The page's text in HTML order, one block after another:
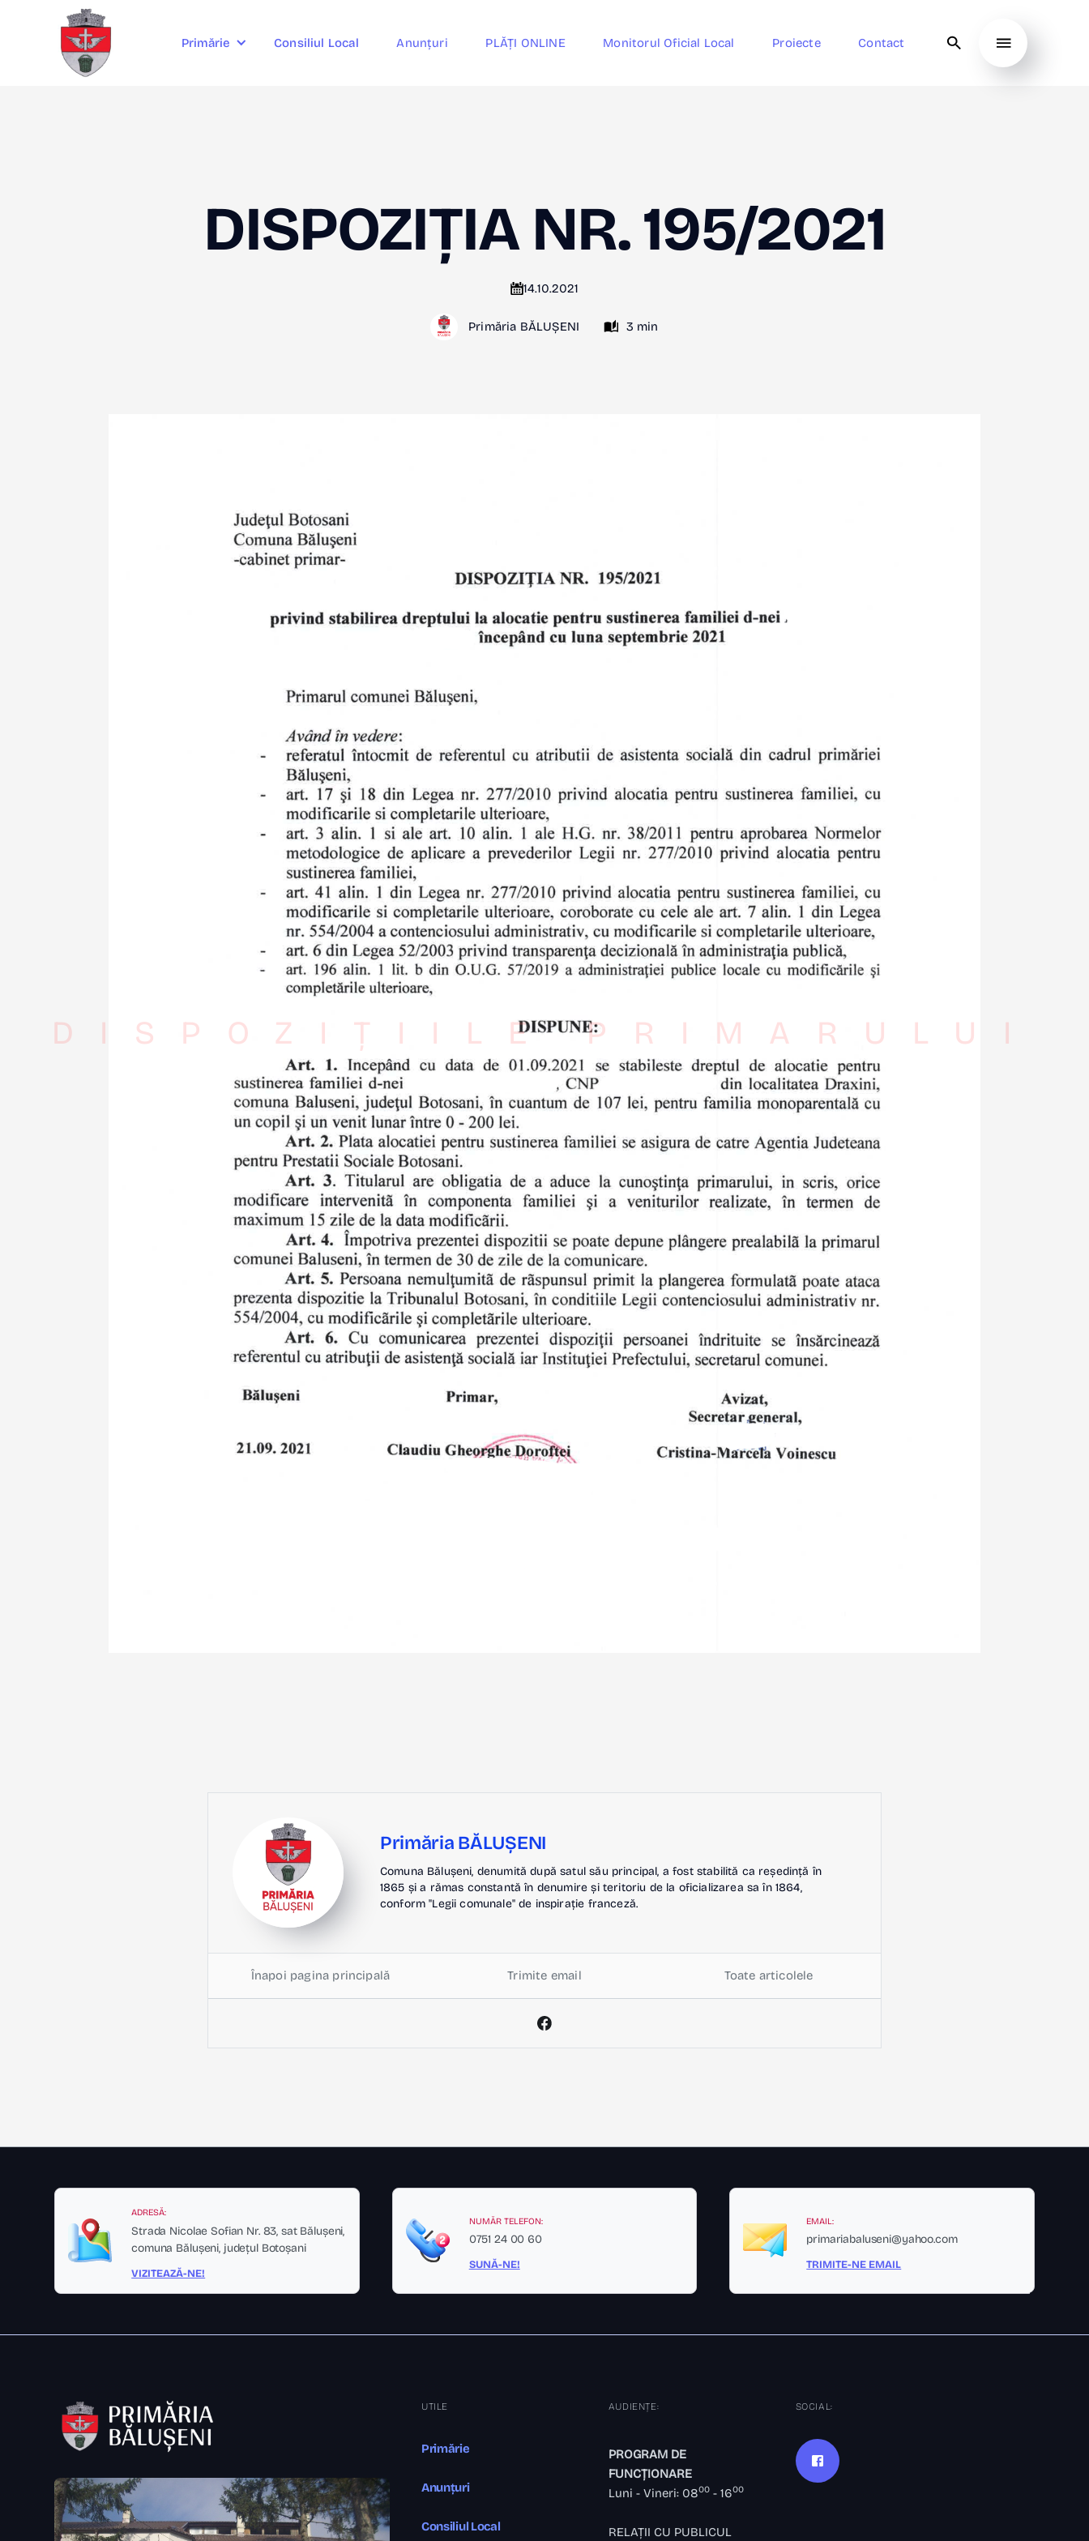
Primărie Consiliul Local Anunțuri PLĂȚI ONLINE Monitorul Oficial Local Proiecte Contact
DISPOZIȚIA NR. 195/2021
14.10.2021
Primăria BĂLUȘENI 3 min
DISPOZIȚIILE PRIMARULUI
Primăria BĂLUȘENI
Comuna Bălușeni, denumită după satul său principal, a fost stabilită ca reședință în
1865 și a rămas constantă în denumire și teritoriu de la oficializarea sa în 1864,
conform "Legii comunale" de inspirație franceză.
Înapoi pagina principală Trimite email Toate articolele
ADRESĂ:
Strada Nicolae Sofian Nr. 83, sat Bălușeni,
comuna Bălușeni, județul Botoșani
VIZITEAZĂ-NE!
NUMĂR TELEFON:
0751 24 00 60
SUNĂ-NE!
EMAIL:
primariabaluseni@yahoo.com
TRIMITE-NE EMAIL
UTILE
Primărie
Anunțuri
Consiliul Local
AUDIENȚE:
PROGRAM DE
FUNCȚIONARE
Luni - Vineri: 0800- 1600
RELAȚII CU PUBLICUL
SOCIAL: